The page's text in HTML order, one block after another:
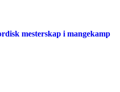
mesterskap i mangekamp